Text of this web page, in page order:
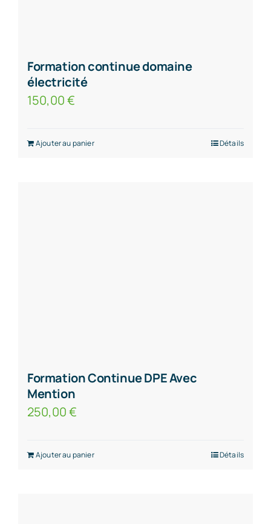
Formation continue domaine
électricité
150,00€
Ajouter au panier Détails
Formation Continue DPE Avec
Mention
250,00€
Ajouter au panier Détails